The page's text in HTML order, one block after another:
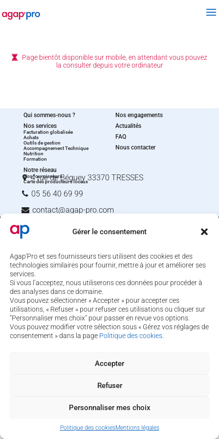
Gérer le consentement
Agap'Pro et ses fournisseurs tiers utilisent des cookies et des
technologies similaires pour fournir, mettre à jour et améliorer ses
services.
Si vous l’acceptez, nous utiliserons ces données pour procéder à
des analyses dans ce domaine.
Vous pouvez sélectionner « Accepter » pour accepter ces
utilisations, « Refuser » pour refuser ces utilisations ou cliquer sur
"Personnaliser mes choix" pour passer en revue vos options.
Vous pouvez modifier votre sélection sous « Gérez vos réglages de
consentement » dans la page Politique des cookies
Accepter
Refuser
Personnaliser mes choix
Politique des cookiesMentions légales
Page bientôt disponible sur mobile, en attendant vous pouvez
la consulter depuis votre ordinateur
Qui sommes-nous ?
Nos services
Facturation globalisée
Achats
Outils de gestion
Accompagnement Technique
Nutrition
Formation
Notre réseau
Nos fournisseurs
Carte des producteurs locaux
Nos engagements
Actualités
FAQ
Nous contacter
4 rue de Béguey 33370 TRESSES
05 56 40 69 99
contact@agap‑pro.com